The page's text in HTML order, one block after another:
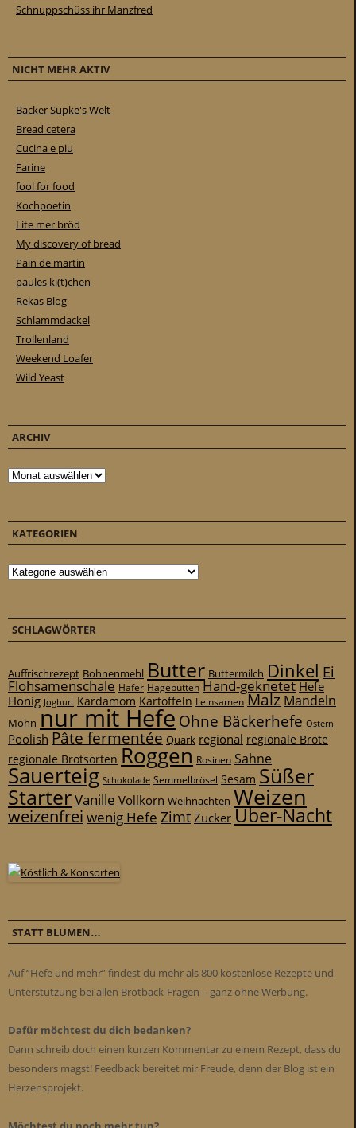
Schnuppschüss ihr Manzfred
NICHT MEHR AKTIV
Bäcker Süpke's Welt
Bread cetera
Cucina e piu
Farine
fool for food
Kochpoetin
Lite mer bröd
My discovery of bread
Pain de martin
paules ki(t)chen
Rekas Blog
Schlammdackel
Trollenland
Weekend Loafer
Wild Yeast
ARCHIV
Archiv
KATEGORIEN
Kategorien
SCHLAGWÖRTER
Auffrischrezept Bohnenmehl Butter Buttermilch Dinkel Ei
Flohsamenschale Hafer Hagebutten Hand-geknetet Hefe
Honig Joghurt Kardamom Kartoffeln Leinsamen Malz Mandeln
Mohn nur mit Hefe Ohne Bäckerhefe Ostern
Poolish Pâte fermentée Quark regional regionale Brote
regionale Brotsorten Roggen Rosinen Sahne
Sauerteig Schokolade Semmelbrösel Sesam Süßer
StarterVanille Vollkorn Weihnachten Weizen
weizenfrei wenig Hefe ZimtZuckerÜber-Nacht
STATT BLUMEN…
Auf “Hefe und mehr” findest du mehr als 800 kostenlose Rezepte und
Unterstützung bei allen Brotback-Fragen – ganz ohne Werbung.
Dafür möchtest du dich bedanken?
Dann schreib doch einen kurzen Kommentar zu einem Rezept, dass du
besonders magst! Feedback bereitet mir Freude, denn der Blog ist ein
Herzensprojekt.